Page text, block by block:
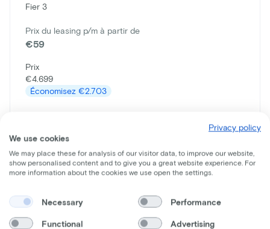
Fier 3
Prix du leasing p/m à partir de
€59
Prix
€4.699
Économisez €2.703
Privacy policy
We use cookies
We may place these for analysis of our visitor data, to improve our website,
show personalised content and to give you a great website experience. For
more information about the cookies we use open the settings.
Necessary Performance
Functional Advertising